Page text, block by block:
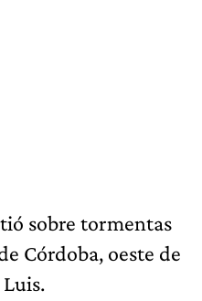
sobre tormentas
Córdoba, oeste de
Luis.